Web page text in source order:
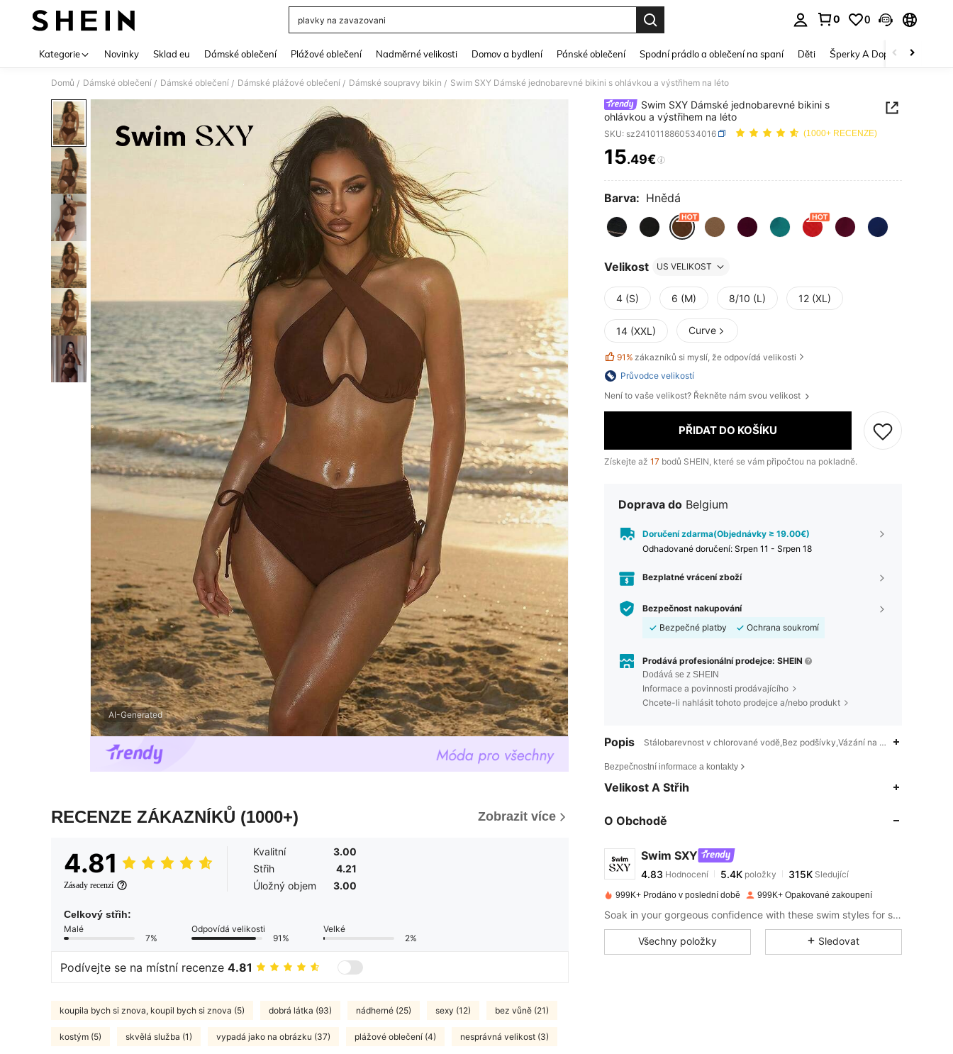
plavky na zavazovani
0 0
Kategorie Novinky Sklad eu Dámské oblečení Plážové oblečení Nadměrné velikosti Domov a bydlení Pánské oblečení Spodní prádlo a oblečení na spaní Děti Šperky A Doplňky
Domů / Dámské oblečení / Dámské oblečení / Dámské plážové oblečení / Dámské soupravy bikin / Swim SXY Dámské jednobarevné bikini s ohlávkou a výstřihem na léto
AI-Generated
RECENZE ZÁKAZNÍKŮ (1000+) Zobrazit více
4.81
Zásady recenzí
Kvalitní
3.00
Střih
4.21
Úložný objem
3.00
Celkový střih:
Malé
7%
Odpovídá velikosti
91%
Velké
2%
Podívejte se na místní recenze 4.81
koupila bych si znova, koupil bych si znova (5) dobrá látka (93) nádherné (25) sexy (12) bez vůně (21)
kostým (5) skvělá služba (1) vypadá jako na obrázku (37) plážové oblečení (4) nesprávná velikost (3)
Swim SXY Dámské jednobarevné bikini s
ohlávkou a výstřihem na léto
SKU: sz2410118860534016 (1000+ RECENZE)
PRICE AND AVAILABILITY
15.49€
Barva: Hnědá
Velikost US VELIKOST
4 (S) 6 (M) 8/10 (L) 12 (XL)
14 (XXL) Curve
91% zákazníků si myslí, že odpovídá velikosti
Průvodce velikostí
Není to vaše velikost? Řekněte nám svou velikost
PŘIDAT DO KOŠÍKU
Získejte až 17 bodů SHEIN, které se vám připočtou na pokladně.
Doprava do Belgium
Doručení zdarma(Objednávky ≥ 19.00€)
Odhadované doručení: Srpen 11 - Srpen 18
Bezplatné vrácení zboží
Bezpečnost nakupování
Bezpečné platby
Ochrana soukromí
Prodává profesionální prodejce: SHEIN
Dodává se z SHEIN
Informace a povinnosti prodávajícího
Chcete-li nahlásit tohoto prodejce a/nebo produkt
Popis Stálobarevnost v chlorované vodě,Bez podšívky,Vázání na
Bezpečnostní informace a kontakty
Velikost A Střih
O Obchodě
Swim SXY
4.83
4.83 Hodnocení 5.4K
s***hzaplaceno před 1 dnem
4.83
999K+ Prodáno v poslední době 999K+ Opakované zakoupení
Soak in your gorgeous confidence with these swim styles for sizzling hot days.
Všechny položky Sledovat